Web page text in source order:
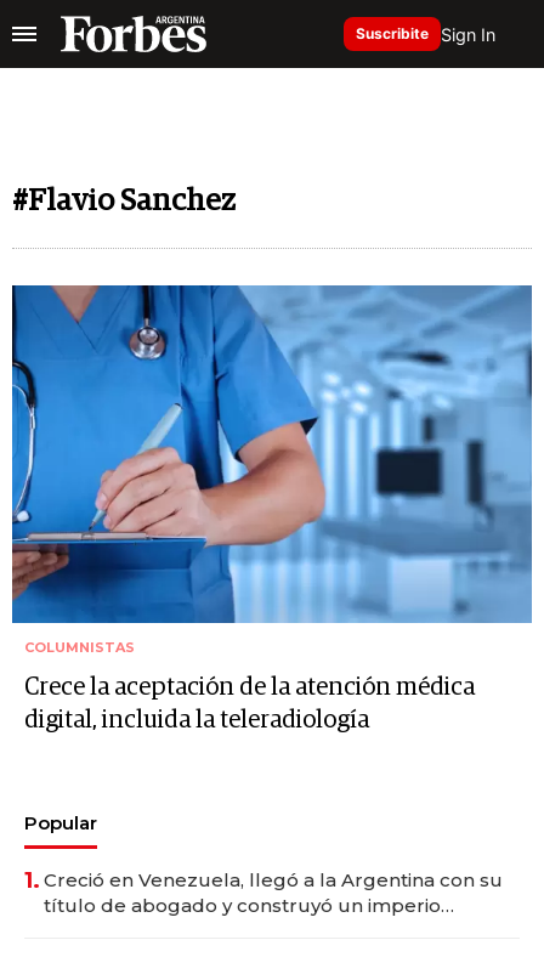
Suscribite Sign In
#Flavio Sanchez
COLUMNISTAS
Crece la aceptación de la atención médica
digital, incluida la teleradiología
Popular
1. Creció en Venezuela, llegó a la Argentina con su
título de abogado y construyó un imperio